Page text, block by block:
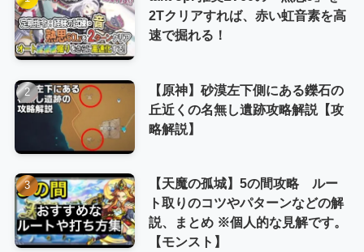
2Tクリアすれば、赤い虹音素を高
速で掘れる！
【原神】砂漠左下側にある鑠石の
丘近くの名無し遺跡攻略解説【攻
略解説】
【天魔の孤城】5の間攻略 ルー
ト取りのコツやパターンなどの解
説、まとめ ※個人的な見解です。
【モンスト】